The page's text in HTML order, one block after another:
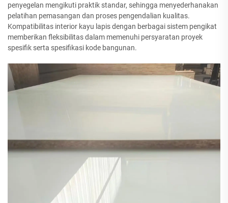
penyegelan mengikuti praktik standar, sehingga menyederhanakan
pelatihan pemasangan dan proses pengendalian kualitas.
Kompatibilitas interior kayu lapis dengan berbagai sistem pengikat
memberikan fleksibilitas dalam memenuhi persyaratan proyek
spesifik serta spesifikasi kode bangunan.